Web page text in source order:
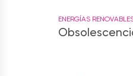
ENERGÍAS